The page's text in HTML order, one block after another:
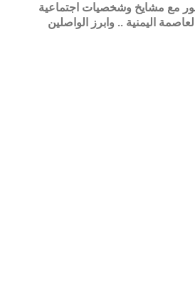
مع مشايخ وشخصيات اجتماعية
اليمنية .. وابرز الواصلين